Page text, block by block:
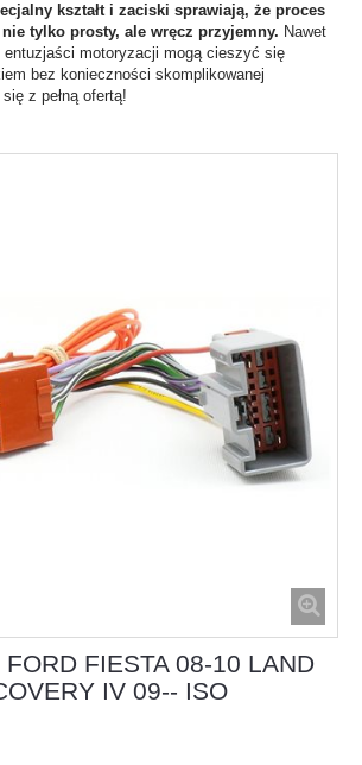
kształt i zaciski sprawiają, że proces
tylko prosty, ale wręcz przyjemny. Nawet
entuzjaści motoryzacji mogą cieszyć się
bez konieczności skomplikowanej
z pełną ofertą!
FIESTA 08-10 LAND
IV 09-- ISO